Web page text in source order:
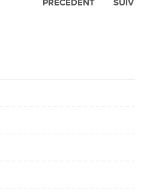
PRÉCÉDENT SUIV